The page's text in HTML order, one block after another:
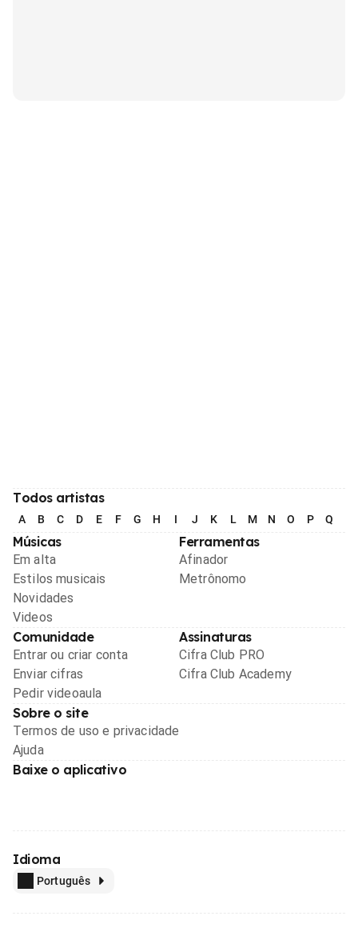
Todos artistas
A B C D E F G H I J K L M N O P Q
Músicas
Em alta
Estilos musicais
Novidades
Videos
Ferramentas
Afinador
Metrônomo
Comunidade
Entrar ou criar conta
Enviar cifras
Pedir videoaula
Assinaturas
Cifra Club PRO
Cifra Club Academy
Sobre o site
Termos de uso e privacidade
Ajuda
Baixe o aplicativo
Idioma
Português